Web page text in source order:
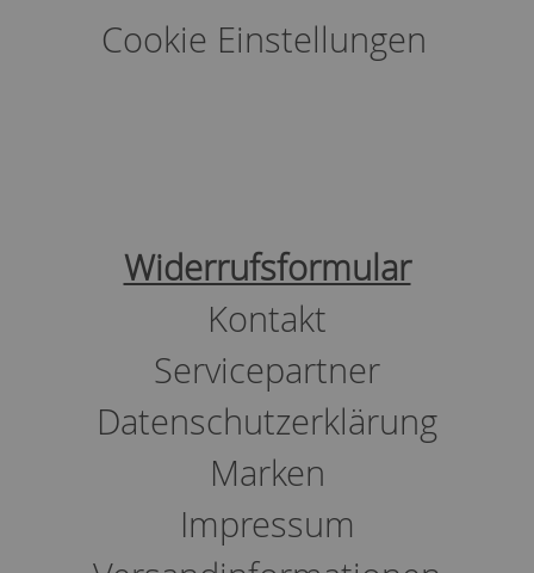
Cookie Einstellungen
Widerrufsformular
Kontakt
Servicepartner
Datenschutzerklärung
Marken
Impressum